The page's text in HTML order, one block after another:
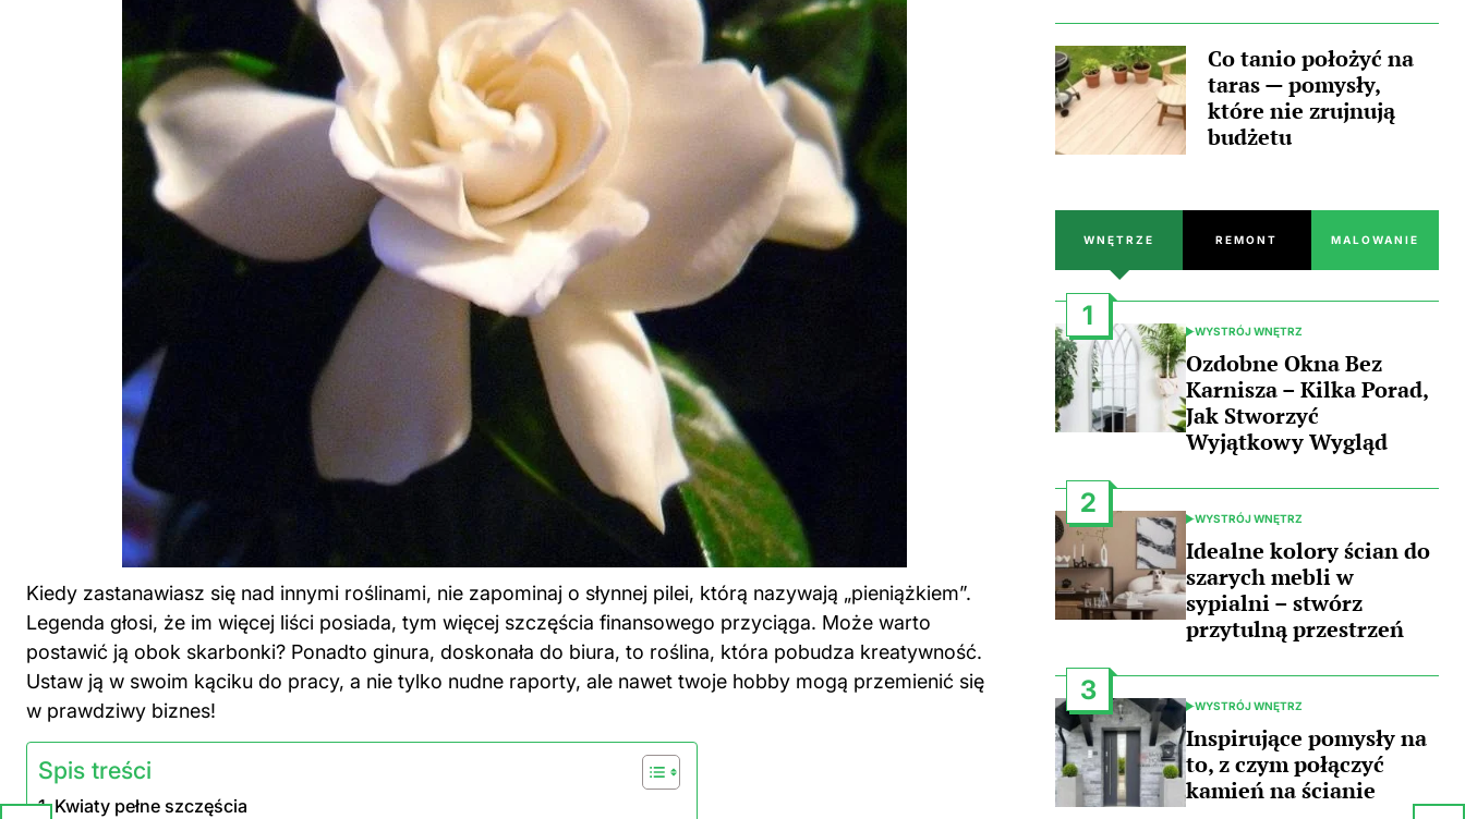
Kiedy zastanawiasz się nad innymi roślinami, nie zapominaj o słynnej pilei, którą nazywają „pieniążkiem”.
Legenda głosi, że im więcej liści posiada, tym więcej szczęścia finansowego przyciąga. Może warto
postawić ją obok skarbonki? Ponadto ginura, doskonała do biura, to roślina, która pobudza kreatywność.
Ustaw ją w swoim kąciku do pracy, a nie tylko nudne raporty, ale nawet twoje hobby mogą przemienić się
w prawdziwy biznes!
Spis treści
Kwiaty pełne szczęścia
Co tanio położyć na
taras — pomysły,
które nie zrujnują
budżetu
WNĘTRZE REMONT MALOWANIE
1
POSTED
IN
WYSTRÓJ WNĘTRZ
Ozdobne Okna Bez
Karnisza – Kilka Porad,
Jak Stworzyć
Wyjątkowy Wygląd
2
POSTED
IN
WYSTRÓJ WNĘTRZ
Idealne kolory ścian do
szarych mebli w
sypialni – stwórz
przytulną przestrzeń
3
POSTED
IN
WYSTRÓJ WNĘTRZ
Inspirujące pomysły na
to, z czym połączyć
kamień na ścianie